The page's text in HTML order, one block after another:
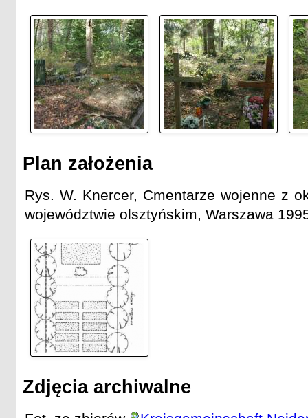
Plan założenia
Rys. W. Knercer, Cmentarze wojenne z
województwie olsztyńskim, Warszawa
Zdjęcia archiwalne